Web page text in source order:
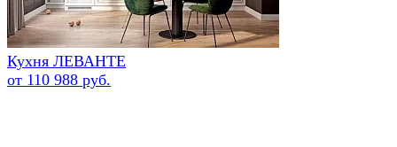
Кухня ЛЕВАНТЕ
от 110 988 руб.